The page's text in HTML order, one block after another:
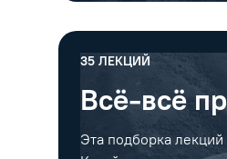
35 ЛЕКЦИЙ
Всё-всё
Эта подборка